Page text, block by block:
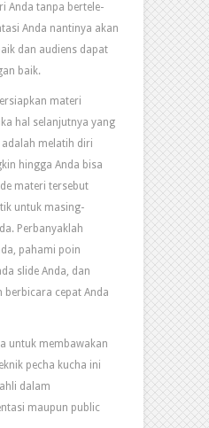
Anda tanpa bertele-
Anda nantinya akan
dan audiens dapat
baik.
materi
hal selanjutnya yang
melatih diri
hingga Anda bisa
materi tersebut
untuk masing-
Perbanyaklah
pahami poin
slide Anda, dan
berbicara cepat Anda
untuk membawakan
pecha kucha ini
dalam
maupun public